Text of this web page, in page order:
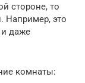
стороне, то
Например, это
даже
комнаты: